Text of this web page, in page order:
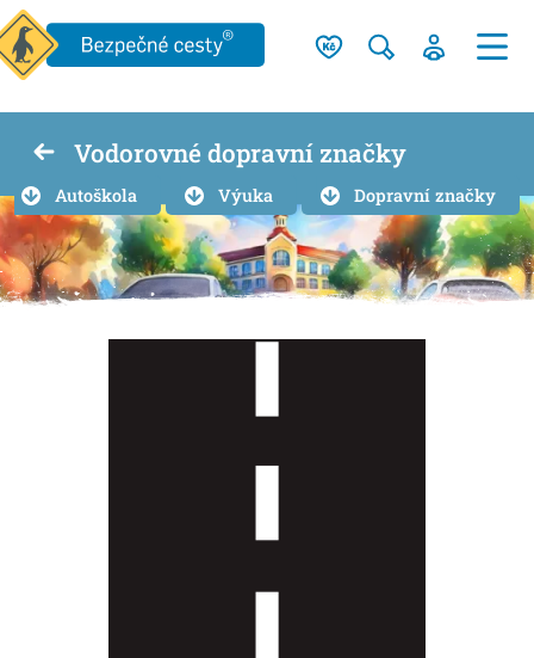
Vodorovné dopravní značky
Autoškola Výuka Dopravní značky